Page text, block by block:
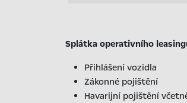
Splátka operativního
Přihlášení vozidla
Zákonné pojištění
Havarijní pojištění